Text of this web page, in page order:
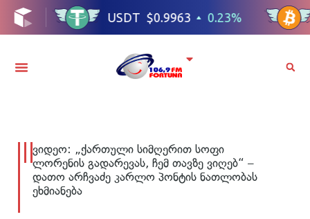
ვიდეო: „ქართული სიმღერით სოფი
ლორენის გადარევას, ჩემ თავზე ვიღებ“ –
დათო არჩვაძე კარლო პონტის ნათლობას
ეხმიანება